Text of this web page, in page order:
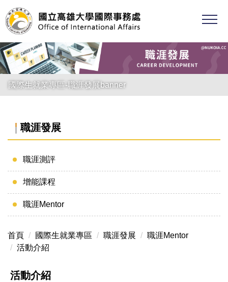
跳
到
主
要
內
容
區國際生就業專區-職涯發展banner
職涯發展
職涯測評
增能課程
職涯Mentor
首頁 國際生就業專區 職涯發展
職涯Mentor
活動介紹
活動介紹